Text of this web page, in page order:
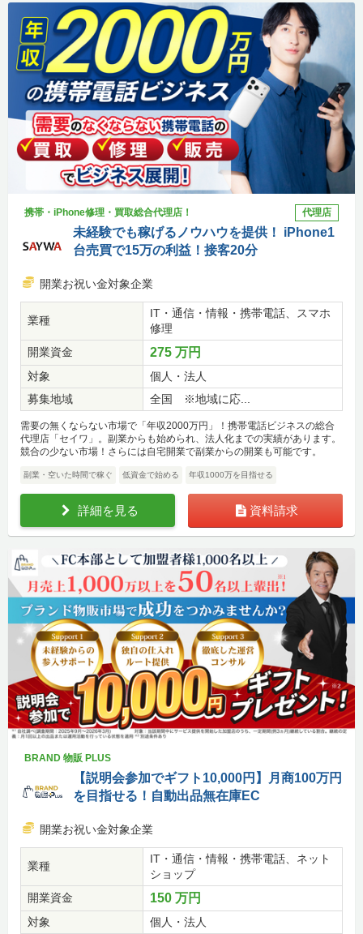
携帯・iPhone修理・買取総合代理店！ 代理店
未経験でも稼げるノウハウを提供！ iPhone1
台売買で15万の利益！接客20分
開業お祝い金対象企業
業種
IT・通信・情報・携帯電話、スマホ
修理
開業資金
275 万円
対象
個人・法人
募集地域
全国 ※地域に応...
需要の無くならない市場で「年収2000万円」！携帯電話ビジネスの総合
代理店「セイワ」。副業からも始められ、法人化までの実績があります。
競合の少ない市場！さらには自宅開業で副業からの開業も可能です。
副業・空いた時間で稼ぐ 低資金で始める 年収1000万を目指せる
詳細を見る 資料請求
BRAND 物販 PLUS
【説明会参加でギフト10,000円】月商100万円
を目指せる！自動出品無在庫EC
開業お祝い金対象企業
業種
IT・通信・情報・携帯電話、ネット
ショップ
開業資金
150 万円
対象 個人・法人